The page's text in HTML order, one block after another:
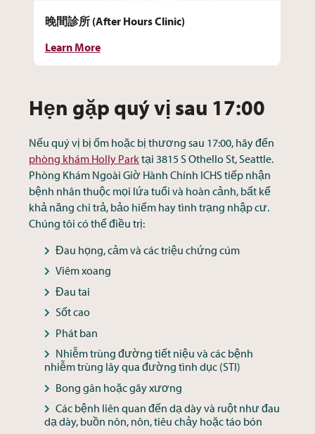
晚間診所 (After Hours Clinic)
Learn More
Hẹn gặp quý vị sau 17:00
Nếu quý vị bị ốm hoặc bị thương sau 17:00, hãy đến
phòng khám Holly Parktại 3815 S Othello St, Seattle.
Phòng Khám Ngoài Giờ Hành Chính ICHS tiếp nhận
bệnh nhân thuộc mọi lứa tuổi và hoàn cảnh, bất kể
khả năng chi trả, bảo hiểm hay tình trạng nhập cư.
Chúng tôi có thể điều trị:
Đau họng, cảm và các triệu chứng cúm
Viêm xoang
Đau tai
Sốt cao
Phát ban
Nhiễm trùng đường tiết niệu và các bệnh
nhiễm trùng lây qua đường tình dục (STI)
Bong gân hoặc gãy xương
Các bệnh liên quan đến dạ dày và ruột như đau
dạ dày, buồn nôn, nôn, tiêu chảy hoặc táo bón